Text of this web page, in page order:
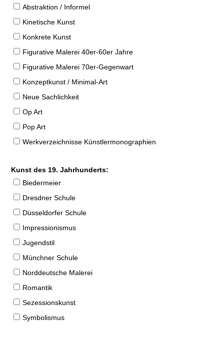
Abstraktion / Informel
Kinetische Kunst
Konkrete Kunst
Figurative Malerei 40er-60er Jahre
Figurative Malerei 70er-Gegenwart
Konzeptkunst / Minimal-Art
Neue Sachlichkeit
Op Art
Pop Art
Werkverzeichnisse Künstlermonographien
Kunst des 19. Jahrhunderts:
Biedermeier
Dresdner Schule
Düsseldorfer Schule
Impressionismus
Jugendstil
Münchner Schule
Norddeutsche Malerei
Romantik
Sezessionskunst
Symbolismus